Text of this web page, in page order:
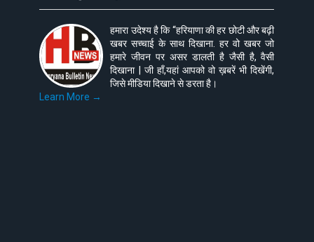
हमारा उदेश्य है कि “हरियाणा की हर छोटी और बढ़ी
खबर सच्चाई के साथ दिखाना. हर वो खबर जो
हमारे जीवन पर असर डालती है जैसी है, वैसी
दिखाना | जी हाँ,यहां आपको वो ख़बरें भी दिखेंगी,
जिसे मीडिया दिखाने से डरता है।
Learn More →